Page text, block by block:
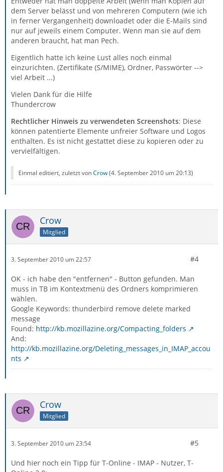
dem Server belässt und von mehreren Computern (wie ich
in ferner Vergangenheit) downloadet oder die E-Mails sind
nur auf jeweils einem Computer. Wenn man sie auf dem
anderen braucht, hat man Pech.
Eigentlich hatte ich keine Lust alles noch einmal
einzurichten. (Zertifikate (S/MIME), Ordner, Passwörter -->
viel Arbeit ...)
Vielen Dank für die Hilfe
Thundercrow
Rechtlicher Hinweis zu verwendeten Screenshots: Diese
können patentierte Elemente unfreier Software und Logos
enthalten. Es ist nicht gestattet diese zu kopieren oder zu
vervielfältigen.
Einmal editiert, zuletzt vonCrow(4. September 2010 um 20:13)
Crow
Mitglied
3. September 2010 um 22:57 #4
OK - ich habe den "entfernen" - Button gefunden. Man
muss in TB im Kontextmenü des Ordners komprimieren
wählen.
Google Keywords: thunderbird remove delete marked
message
Found: http://kb.mozillazine.org/Compacting_folders
And:
http://kb.mozillazine.org/Deleting_messages_in_IMAP_accou
nts
Crow
Mitglied
3. September 2010 um 23:54 #5
Und hier noch ein Tipp für T-Online - IMAP - Nutzer, T-